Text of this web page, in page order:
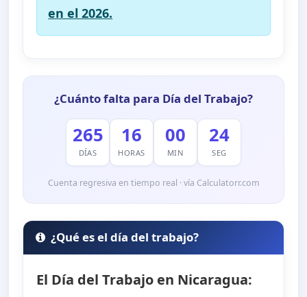
en el 2026.
¿Cuánto falta para Día del Trabajo?
265
DÍAS
16
HORAS
00
MIN
23
SEG
Cuenta regresiva en tiempo real · vía Calculatorr.com
¿Qué es el día del trabajo?
El Día del Trabajo en Nicaragua: